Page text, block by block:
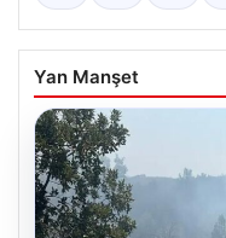
Yan Manşet